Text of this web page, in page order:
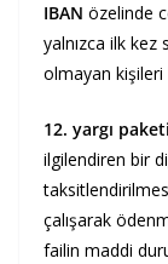
IBAN özelinde
yalnızca ilk
olmayan kişileri
12. yargı paketi
ilgilendiren bir
çalışarak
failin maddi